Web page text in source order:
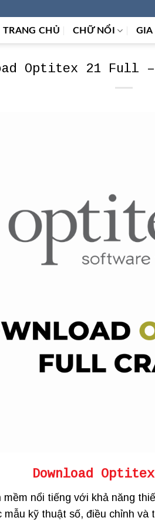
TRANG CHỦ CHỮ NỔI GIA
Optitex 21 Full
Download
mềm nổi tiếng với khả năng
mẫu kỹ thuật số, điều chỉnh